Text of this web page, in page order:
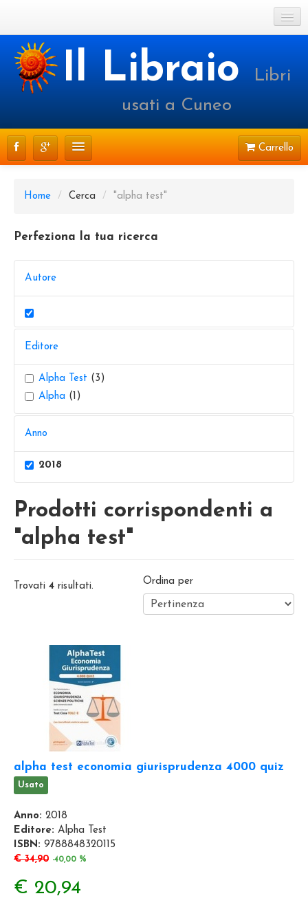
Cookie Policy
Login o registrati
Il LibraioLibri
usati a Cuneo
Carrello
SPEDIZIONI
CONTATTI
Home / Cerca / "alpha test"
Perfeziona la tua ricerca
Autore
Editore
Alpha Test (3)
Alpha (1)
Anno
2018
Prodotti corrispondenti a
"alpha test"
Trovati 4 risultati. Ordina per
alpha test economia giurisprudenza 4000 quiz
Usato
Anno: 2018
Editore: Alpha Test
ISBN: 9788848320115
€ 34,90 -40,00 %
€ 20,94